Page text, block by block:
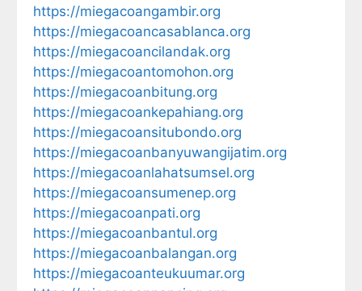
https://miegacoangambir.org
https://miegacoancasablanca.org
https://miegacoancilandak.org
https://miegacoantomohon.org
https://miegacoanbitung.org
https://miegacoankepahiang.org
https://miegacoansitubondo.org
https://miegacoanbanyuwangijatim.org
https://miegacoanlahatsumsel.org
https://miegacoansumenep.org
https://miegacoanpati.org
https://miegacoanbantul.org
https://miegacoanbalangan.org
https://miegacoanteukuumar.org